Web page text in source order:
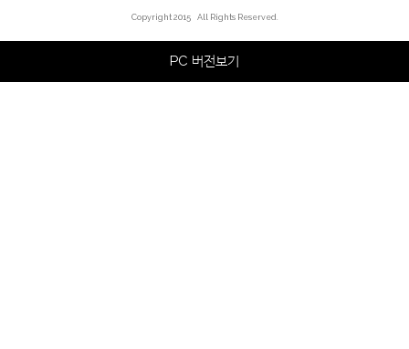
Copyright 2015 All Rights Reserved.
PC 버전보기